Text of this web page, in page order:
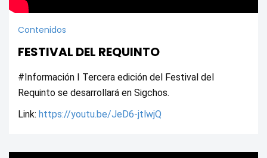
Contenidos
FESTIVAL DEL REQUINTO
#Información I Tercera edición del Festival del
Requinto se desarrollará en Sigchos.
Link: https://youtu.be/JeD6-jtlwjQ